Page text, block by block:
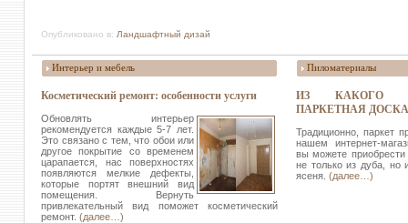
Опубликовано в: Ландшафтный дизай
Интерьер и мебель
Косметический ремонт: особенности услуги
Обновлять интерьер
рекомендуется каждые 5-7 лет.
Это связано с тем, что обои или
другое покрытие со временем
царапается, нас поверхностях
появляются мелкие дефекты,
которые портят внешний вид
помещения. Вернуть
привлекательный вид поможет косметический
ремонт. (далее…)
Пиломатериалы
ИЗ КАКОГО
ПАРКЕТНАЯ ДОСКА
Традиционно, паркет
нашем интернет-
вы можете приобрести
не только из дуба, но
ясеня. (далее…)